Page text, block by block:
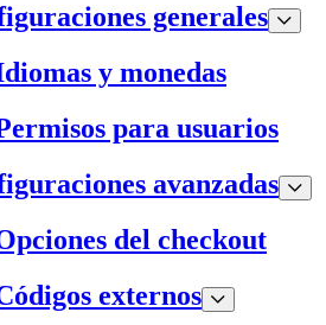
generales
y monedas
para usuarios
avanzadas
del checkout
externos